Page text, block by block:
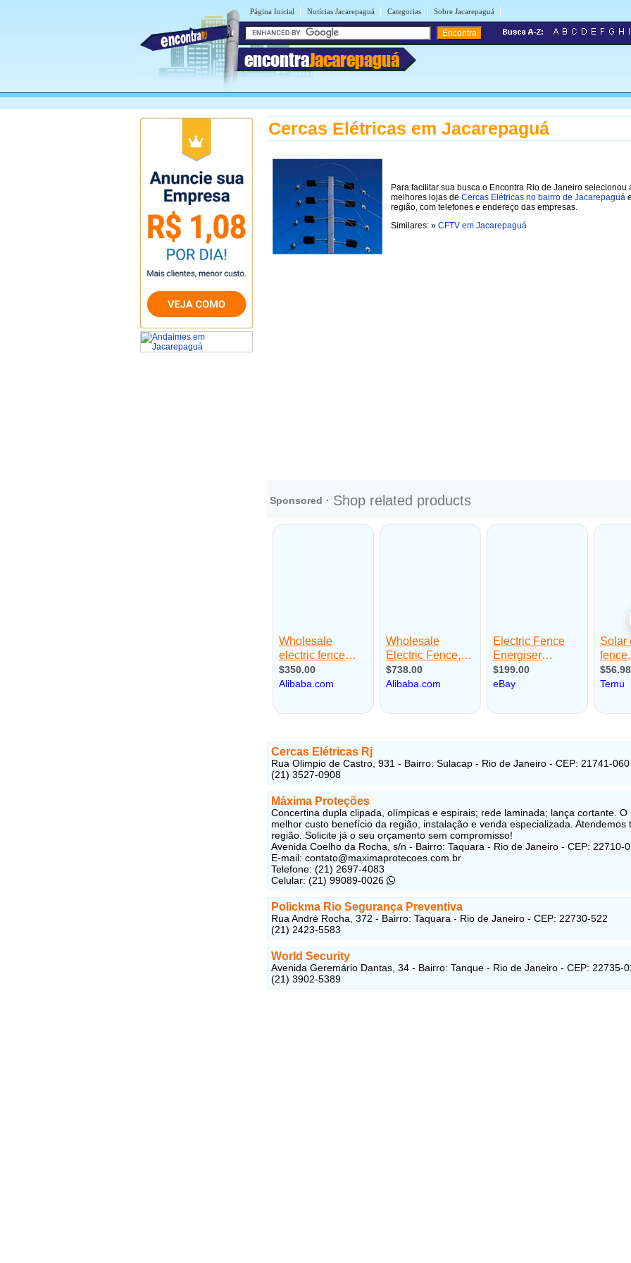
Página Inicial | Notícias Jacarepaguá | Categorias | Sobre Jacarepaguá |
encontraJacarepaguá
Cercas Elétricas em Jacarepaguá
Para facilitar sua busca o Encontra Rio de Janeiro selecionou
melhores lojas de Cercas Elétricas no bairro de Jacarepaguá
região, com telefones e endereço das empresas.
Similares: » CFTV em Jacarepaguá
Cercas Elétricas Rj
Rua Olimpio de Castro, 931 - Bairro: Sulacap - Rio de Janeiro - CEP: 21741-060
(21) 3527-0908
Máxima Proteções
Concertina dupla clipada, olímpicas e espirais; rede laminada; lança cortante. O
melhor custo benefício da região, instalação e venda especializada. Atendemos
região. Solicite já o seu orçamento sem compromisso!
Avenida Coelho da Rocha, s/n - Bairro: Taquara - Rio de Janeiro - CEP: 22710-
E-mail: contato@maximaprotecoes.com.br
Telefone: (21) 2697-4083
Celular: (21) 99089-0026
Polickma Rio Segurança Preventiva
Rua André Rocha, 372 - Bairro: Taquara - Rio de Janeiro - CEP: 22730-522
(21) 2423-5583
World Security
Avenida Geremário Dantas, 34 - Bairro: Tanque - Rio de Janeiro - CEP: 22735-
(21) 3902-5389